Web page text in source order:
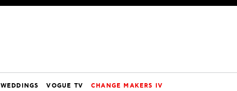
WEDDINGS VOGUE TV CHANGE MAKERS IV